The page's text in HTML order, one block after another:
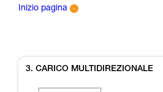
Inizio pagina
3. CARICO MULTIDIREZIONALE